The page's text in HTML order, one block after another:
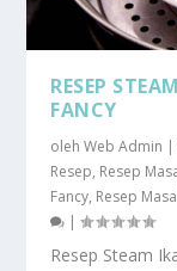
RESEP
FANCY
olehWeb Admin |
Resep, Resep
Fancy, Resep
|
Resep Steam